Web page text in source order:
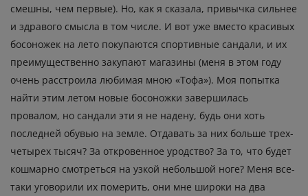
смешны, чем первые). Но, как я сказала, привычка сильнее
и здравого смысла в том числе. И вот уже вместо красивых
босоножек на лето покупаются спортивные сандали, и их
преимущественно закупают магазины (меня в этом году
очень расстроила любимая мною «Тофа»). Моя попытка
найти этим летом новые босоножки завершилась
провалом, но сандали эти я не надену, будь они хоть
последней обувью на земле. Отдавать за них больше трех-
четырех тысяч? За откровенное уродство? За то, что будет
кошмарно смотреться на узкой небольшой ноге? Меня все-
таки уговорили их померить, они мне широки на два